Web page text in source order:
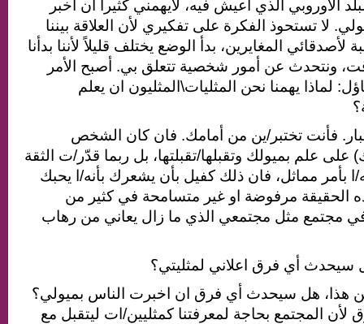
الأوروبي الذي أعيش فيه، لايهمني كثيرا ان أخبر
لا تستحوذ الفكرة على تفكيري لأن العلاقة بيننا
المغايرين، بدأ الوضع يختلف قليلاً لأننا بدأنا
ونتحدث عن أمور شخصية تتعلق بي. أصبح الأمر
لماذا يهمنا نحن المثليات\المثليون ان يعلم
فأنت تختبر/ين من أمامك. فان كان الشخص
علم بميولك وتقبلها/تقبلتها، بل ربما قدّر/ت الثقة
ا بأمر مماثل، فان ذلك كفيل بأن يشعرك بأنه/ا يحبك
مرفوضة او غير متسامحة في كثير من
في مجتمع مثل مجتمعي الذي ما زال يعاني من رهاب
سيحدث أي فرق اعلاني لمثليتي؟
هل سيحدث أي فرق ان اخبرت الناس بميولي؟
المجتمع بحاجة لمعرفتنا كمثليين/ات ليتقبل مع